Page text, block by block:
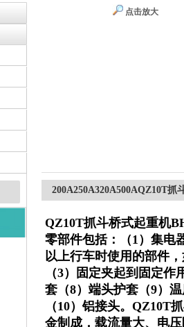
点击放大
200A250A320A500AQZ10T
QZ10T抓斗桥式起重机
零部件包括：（1）集电
以上行车时使用的部件
（3）固定夹起到固定
套（8）端头护套（9）
（10）铝接头。 QZ10T
金制成，载流量大、电